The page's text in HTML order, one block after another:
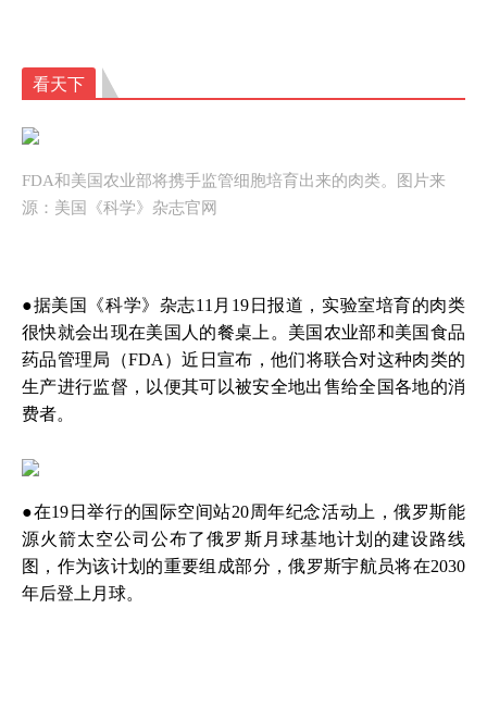
看天下
FDA和美国农业部将携手监管细胞培育出来的肉类。图片来
源：美国《科学》杂志官网
●据美国《科学》杂志11月19日报道，实验室培育的肉类
很快就会出现在美国人的餐桌上。美国农业部和美国食品
药品管理局（FDA）近日宣布，他们将联合对这种肉类的
生产进行监督，以便其可以被安全地出售给全国各地的消
费者。
●在19日举行的国际空间站20周年纪念活动上，俄罗斯能
源火箭太空公司公布了俄罗斯月球基地计划的建设路线
图，作为该计划的重要组成部分，俄罗斯宇航员将在2030
年后登上月球。